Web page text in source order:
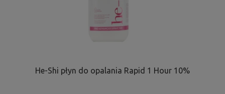
He-Shi płyn do opalania Rapid 1 Hour 10%